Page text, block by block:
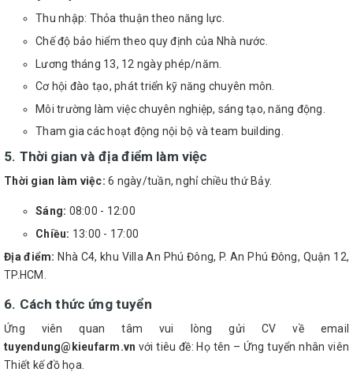
Thu nhập: Thỏa thuận theo năng lực.
Chế độ bảo hiểm theo quy định của Nhà nước.
Lương tháng 13, 12 ngày phép/năm.
Cơ hội đào tạo, phát triển kỹ năng chuyên môn.
Môi trường làm việc chuyên nghiệp, sáng tạo, năng động.
Tham gia các hoạt động nội bộ và team building.
5. Thời gian và địa điểm làm việc
Thời gian làm việc: 6 ngày/tuần, nghỉ chiều thứ Bảy.
Sáng: 08:00 - 12:00
Chiều: 13:00 - 17:00
Địa điểm: Nhà C4, khu Villa An Phú Đông, P. An Phú Đông, Quận 12,
TP.HCM.
6. Cách thức ứng tuyển
Ứng viên quan tâm vui lòng gửi CV về email
tuyendung@kieufarm.vn với tiêu đề: Họ tên – Ứng tuyển nhân viên
Thiết kế đồ họa.